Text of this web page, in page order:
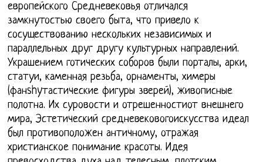
европейского Средневековья отличался
замкнутостью своего быта, что привело к
сосуществованию нескольких независимых и
параллельных друг другу культурных направлений.
Украшением готических соборов были порталы, арки,
статуи, каменная резьба, орнаменты, химеры
(фанshyтастические фигуры зверей), живописные
полотна. Их суровости и отрешенностиот внешнего
мира, Эстетический средневековогоискусства идеал
был противоположен античному, отражая
христианское понимание красоты. Идея